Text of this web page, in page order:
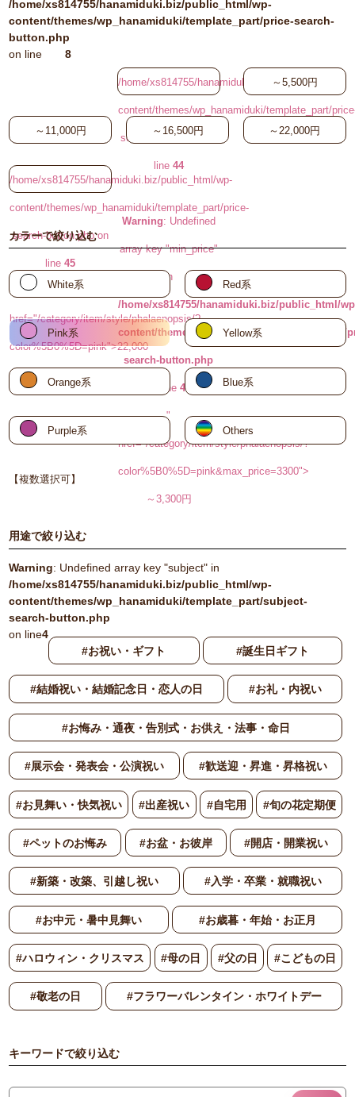
/home/xs814755/hanamiduki.biz/public_html/wp-
content/themes/wp_hanamiduki/template_part/price-search-
button.php
on line
8
/home/xs814755/hanamiduki.biz/public_html/wp-
content/themes/wp_hanamiduki/template_part/
search-button.php on
line 44
Warning: Undefined
array key "min_price"
in
/home/xs814755/hanamiduki.biz/public_html/
content/themes/wp_hanamiduki/template_part/
search-button.php
on line 48
"
href="/category/item/style/phalaenopsis/?
color%5B0%5D=pink&max_price=3300">
～3,300円
～5,500円
～11,000円 ～16,500円 ～22,000円
/home/xs814755/hanamiduki.biz/public_html/wp-
content/themes/wp_hanamiduki/template_part/price-
search-button.php on
line45
button-selected"
href="/category/item/style/phalaenopsis/?
color%5B0%5D=pink">22,000
カラーで絞り込む
White系 Red系
Pink系 Yellow系
Orange系 Blue系
Purple系 Others
【複数選択可】
用途で絞り込む
Warning: Undefined array key "subject" in
/home/xs814755/hanamiduki.biz/public_html/wp-
content/themes/wp_hanamiduki/template_part/subject-
search-button.php
on line4
#お祝い・ギフト
#誕生日ギフト
#結婚祝い・結婚記念日・恋人の日 #お礼・内祝い
#お悔み・通夜・告別式・お供え・法事・命日
#展示会・発表会・公演祝い #歓送迎・昇進・昇格祝い
#お見舞い・快気祝い #出産祝い #自宅用 #旬の花定期便
#ペットのお悔み #お盆・お彼岸 #開店・開業祝い
#新築・改築、引越し祝い #入学・卒業・就職祝い
#お中元・暑中見舞い #お歳暮・年始・お正月
#ハロウィン・クリスマス #母の日 #父の日 #こどもの日
#敬老の日 #フラワーバレンタイン・ホワイトデー
キーワードで絞り込む